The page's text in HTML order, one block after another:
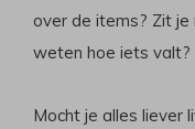
over de items? Zit
weten hoe iets valt?
Mocht je alles liever